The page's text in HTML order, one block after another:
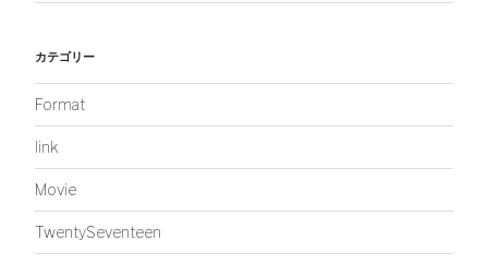
カテゴリー
Format
link
Movie
TwentySeventeen